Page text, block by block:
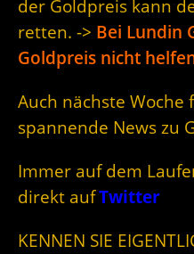
der Goldpreis kann
retten. -> Bei Lundin
Goldpreis nicht
Auch nächste Woche
spannende News zu
Immer auf dem
direkt aufTwitter
KENNEN SIE